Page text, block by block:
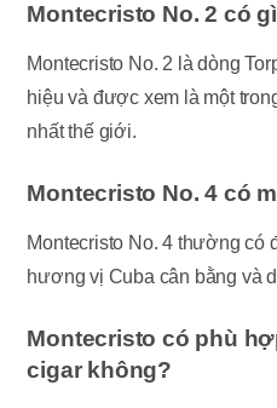
Montecristo No. 2 có
Montecristo No. 2 là dòng
hiệu và được xem là một
nhất thế giới.
Montecristo No. 4 có
Montecristo No. 4 thường có
hương vị Cuba cân bằng và
Montecristo có phù
cigar không?